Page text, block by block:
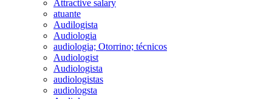
Attractive salary
atuante
Audilogista
Audiologia
audiologia; Otorrino; técnicos
Audiologist
Audiologista
audiologistas
audiologsta